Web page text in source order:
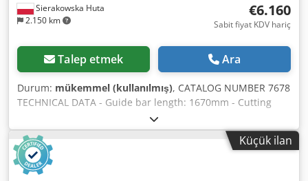
Sierakowska Huta
2.150 km
€6.160
Sabit fiyat KDV hariç
Talep etmek Ara
Durum: mükemmel (kullanılmış), CATALOG NUMBER 7678
TECHNICAL DATA - Guide bar length: 1670mm - Cutting
length: 1500mm - Automatic lubrication of the cutting
system - Damping and tensioning system in the head -
Manual feed of the guide bar - Electric motor 7.5kW -
Transport dimensions (LxWxH): 1650x900x2350mm - Total
weight: 240kg ADVANTAGES – Austrian-made – Suitable for
Küçük ilan